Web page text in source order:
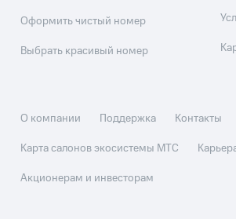
Оформить чистый номер
Выбрать красивый номер
О компании Поддержка Контакты
Карта салонов экосистемы МТС
Акционерам и инвесторам